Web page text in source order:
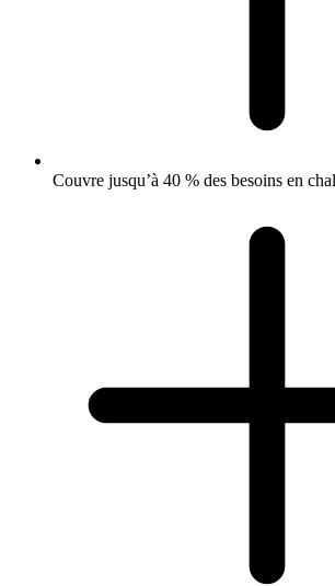
Couvre jusqu’à 40 % des besoins en